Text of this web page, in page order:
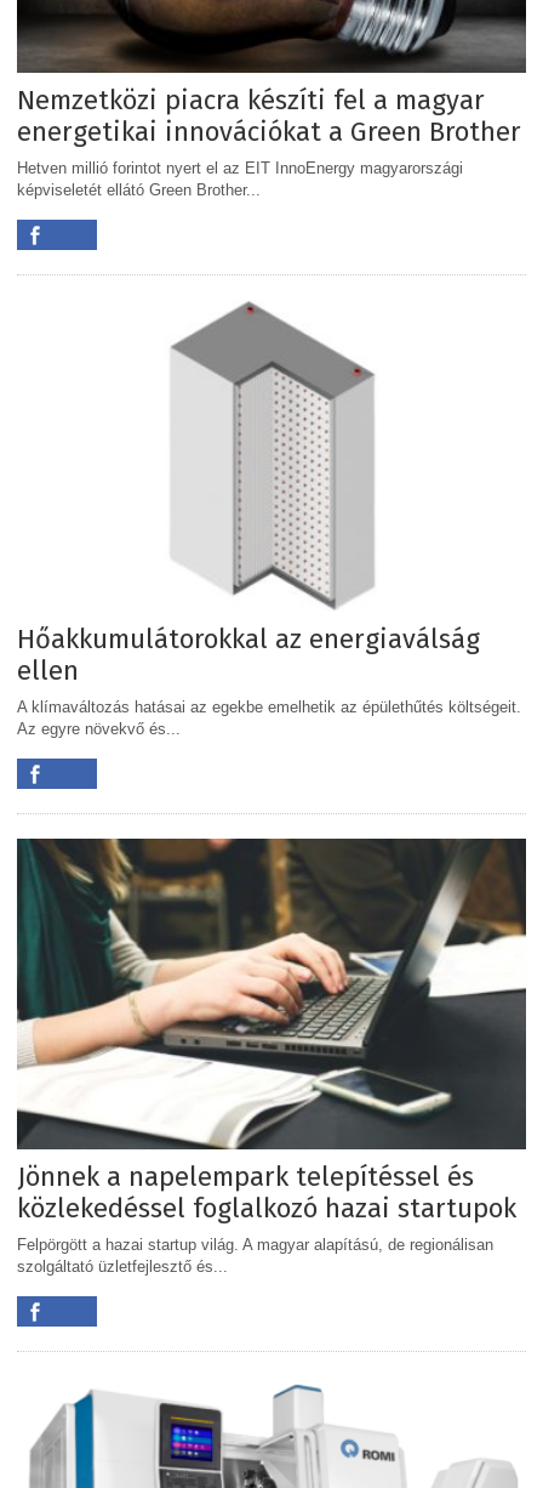
Nemzetközi piacra készíti fel a magyar
energetikai innovációkat a Green Brother
Hetven millió forintot nyert el az EIT InnoEnergy magyarországi
képviseletét ellátó Green Brother...
Hőakkumulátorokkal az energiaválság
ellen
A klímaváltozás hatásai az egekbe emelhetik az épülethűtés költségeit.
Az egyre növekvő és...
Jönnek a napelempark telepítéssel és
közlekedéssel foglalkozó hazai startupok
Felpörgött a hazai startup világ. A magyar alapítású, de regionálisan
szolgáltató üzletfejlesztő és...